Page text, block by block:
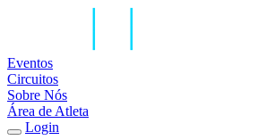
Eventos
Circuitos
Sobre Nós
Área de Atleta
Login